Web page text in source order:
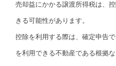
売却益にかかる譲渡所得税は、
きる可能性があります。
控除を利用する際は、確定申告
を利用できる不動産である根拠